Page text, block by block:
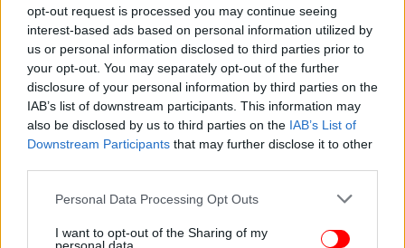
opt-out request is processed you may continue seeing
interest-based ads based on personal information utilized by
us or personal information disclosed to third parties prior to
your opt-out. You may separately opt-out of the further
disclosure of your personal information by third parties on the
IAB’s list of downstream participants. This information may
also be disclosed by us to third parties on the IAB’s List of
Downstream Participants that may further disclose it to other
Please note that this website/app uses one or more Google
not limited to your visit or usage behaviour. You may click to
Personal Data Processing Opt Outs
I want to opt-out of the Sharing of my
Ο πρώην Υπουργός Δικαιοσύνης, Μιχαήλ
Καλογήρου, κάτοικος Αθηνών.
Η πρώην Γενική Επιθεωρήτρια Δημόσιας
Διοίκησης, Μαρία Παπασπύρου, κάτοικος Αθηνών.
Η Δημοσιογράφος Γιάννα Παπαδάκου, κάτοικος
Μελισσίων Αττικής και
Ο Εκδότης της Εφημερίδας «ΔΗΜΟΚΡΑΤΙΑ»
κλήση και εξέταση όλων των ανωτέρω μαρτύρων